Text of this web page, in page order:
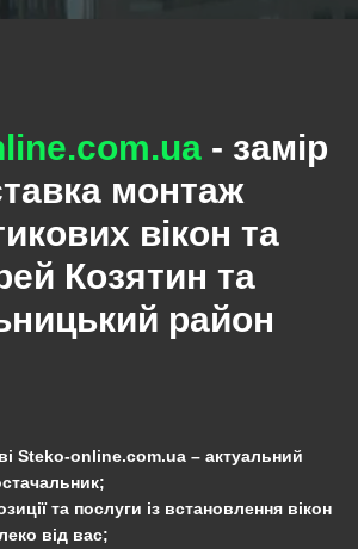
- замір
монтаж
вікон та
Козятин та
район
Steko-online.com.ua – актуальний
та послуги із встановлення вікон
від вас;